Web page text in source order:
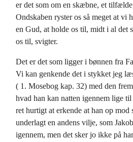
er det som om en skæbne, et
Ondskaben ryster os så meget at vi
en Gud, at holde os til, midt i al det
os til, svigter.
Det er det som ligger i bønnen fra
Vi kan genkende det i stykket jeg
( 1. Mosebog kap. 32) med den
hvad han kan natten igennem lige
ret hurtigt at erkende at han op
underlagt en andens vilje, som
igennem, men det sker jo ikke på